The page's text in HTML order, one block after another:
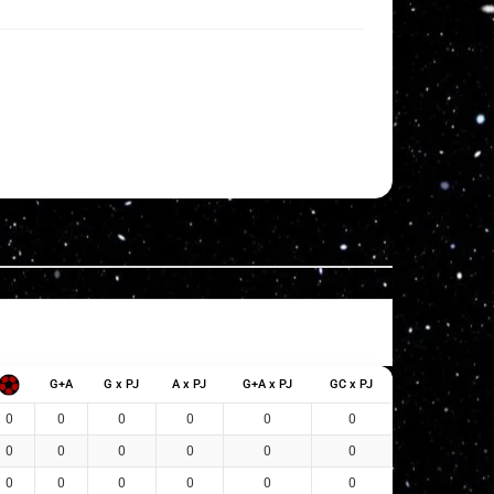
G+A G x PJ A x PJ G+A x PJ GC x PJ
0 0 0 0 0 0
0 0 0 0 0 0
0 0 0 0 0 0